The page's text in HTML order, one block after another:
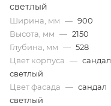
светлый
Ширина, мм — 900
Высота, мм — 2150
Глубина, мм — 528
Цвет корпуса — сандал
светлый
Цвет фасада — сандал
светлый